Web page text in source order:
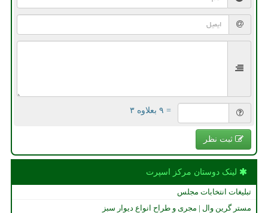
= ۹ بعلاوه ۳
ثبت نظر
لینک دوستان مركز اسپرت
تبلیغات انتخابات مجلس
مستر گرین وال | مجری و طراح انواع دیوار سبز